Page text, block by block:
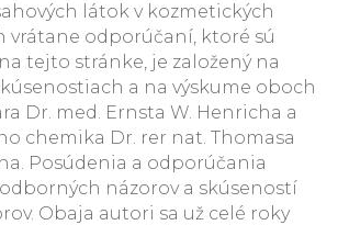
látok v kozmetických
vrátane odporúčaní, ktoré sú
tejto stránke, je založený na
a na výskume oboch
Dr. med. Ernsta W. Henricha a
chemika Dr. rer nat. Thomasa
Posúdenia a odporúčania
názorov a skúseností
Obaja autori sa už celé roky